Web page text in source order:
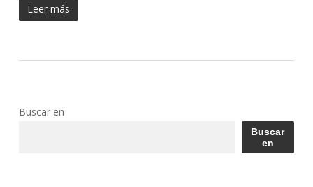
Leer más
Buscar en
Buscar
en